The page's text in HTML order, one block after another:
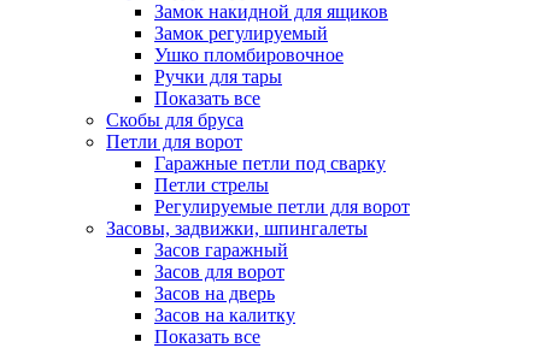
Замок накидной для ящиков
Замок регулируемый
Ушко пломбировочное
Ручки для тары
Показать все
Скобы для бруса
Петли для ворот
Гаражные петли под сварку
Петли стрелы
Регулируемые петли для ворот
Засовы, задвижки, шпингалеты
Засов гаражный
Засов для ворот
Засов на дверь
Засов на калитку
Показать все